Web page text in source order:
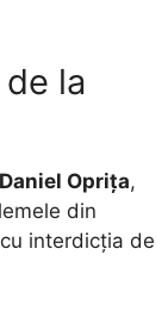
la
Daniel Oprița,
din
interdicția de